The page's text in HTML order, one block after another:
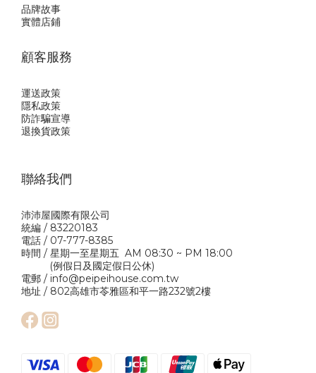
品牌故事
實體店鋪
顧客服務
運送政策
隱私政策
防詐騙宣導
退換貨政策
聯絡我們
沛沛屋國際有限公司
統編 / 83220183
電話 / 07-777-8385
時間 / 星期一至星期五 AM 08:30 ~ PM 18:00
(例假日及國定假日公休)
電郵 / info@peipeihouse.com.tw
地址 / 802高雄市苓雅區和平一路232號2樓